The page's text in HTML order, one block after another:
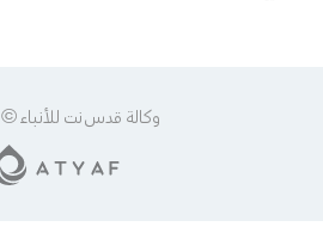
وكالة قدس نت للأنباء © 2026